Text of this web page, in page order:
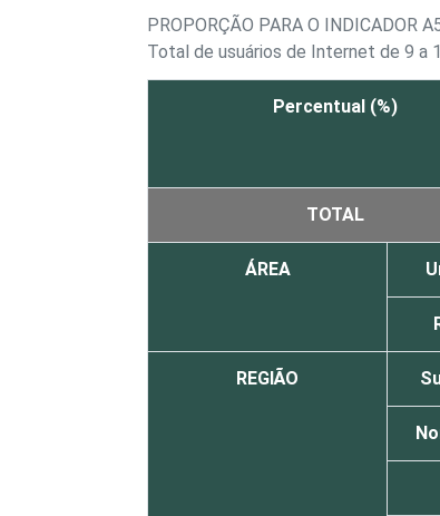
PROPORÇÃO PARA O INDICADOR
Total de usuários de Internet de 9 a
Percentual (%)
TOTAL
ÁREA
REGIÃO